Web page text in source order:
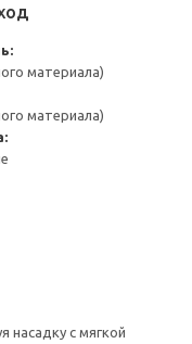
материала)
материала)
насадку с мягкой